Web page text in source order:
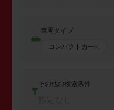
車両タイプ
コンパクトカー
その他の検索条件